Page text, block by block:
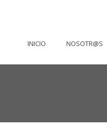
INICIO NOSOTR@S